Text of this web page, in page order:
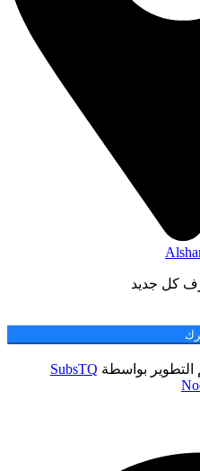
كل جديد
بواسطة SubsTQ